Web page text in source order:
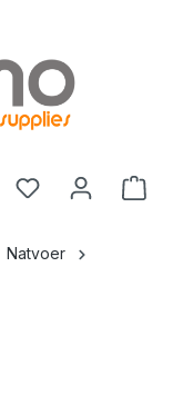
Natvoer